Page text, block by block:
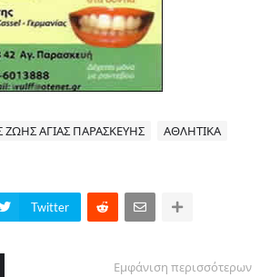
ΑΓΙΑΣ ΠΑΡΑΣΚΕΥΗΣ
ΑΘΛΗΤΙΚΑ
Twitter
Εμφάνιση περισσότερων